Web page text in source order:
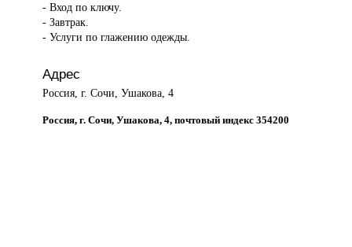
- Вход по ключу.
- Завтрак.
- Услуги по глажению одежды.
Адрес
Россия, г. Сочи, Ушакова, 4
Россия, г. Сочи, Ушакова, 4, почтовый индекс 354200